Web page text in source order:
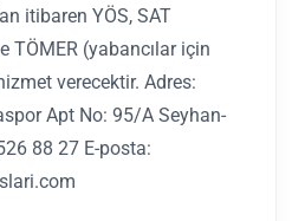
itibaren YÖS, SAT
TÖMER (yabancılar için
verecektir. Adres:
Apt No: 95/A Seyhan-
88 27 E-posta: